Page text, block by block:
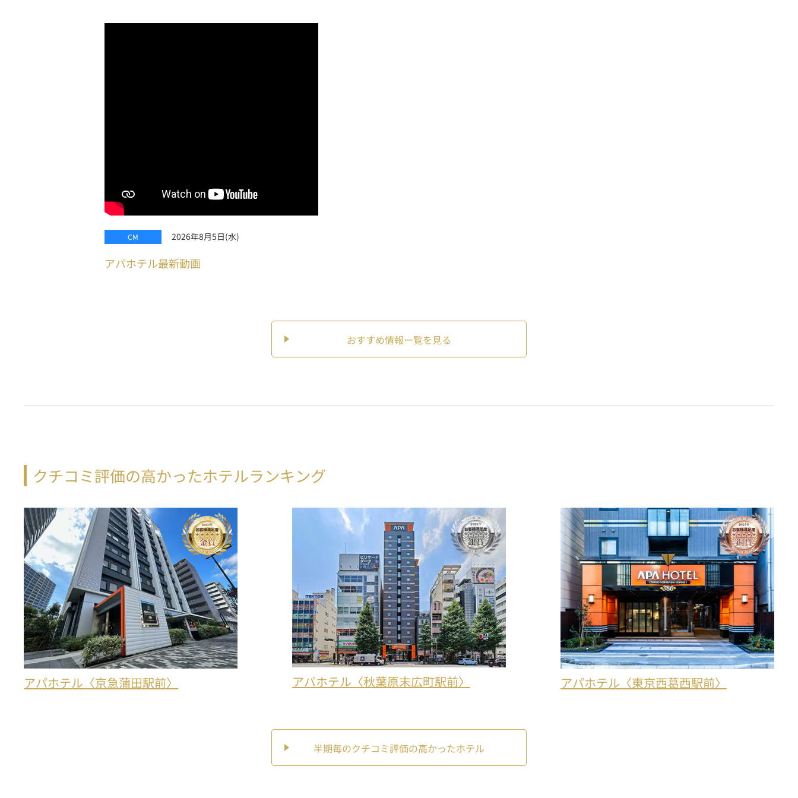
CM 2026年8月5日(水)
アパホテル最新動画
おすすめ情報一覧を見る
クチコミ評価の高かったホテルランキング
アパホテル〈京急蒲田駅前〉 アパホテル〈秋葉原末広町駅前〉 アパホテル〈東京西葛西駅前〉
半期毎のクチコミ評価の高かったホテル